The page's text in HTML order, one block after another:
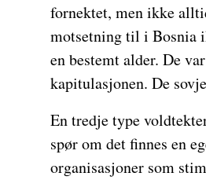
fornektet, men ikke
motsetning til i Bosnia
en bestemt alder. De
kapitulasjonen. De
En tredje type
spør om det finnes en
organisasjoner som